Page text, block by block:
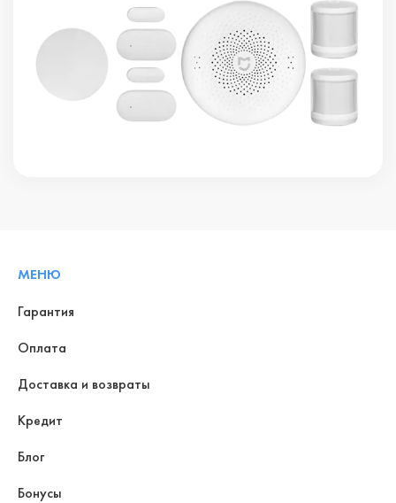
МЕНЮ
Гарантия
Оплата
Доставка и возвраты
Кредит
Блог
Бонусы